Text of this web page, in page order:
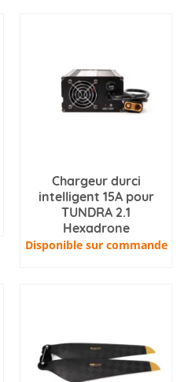
Chargeur durci
intelligent 15A pour
TUNDRA 2.1
Hexadrone
Disponible sur commande